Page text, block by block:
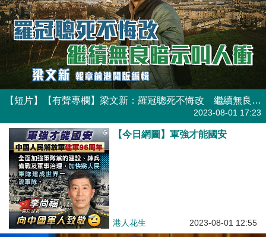
【短片】【有聲專欄】梁文新：羅冠聰死不悔改 繼續無良暗示叫人衝
2023-08-01 17:23
【今日網圖】軍強才能國安
港人花生 2023-08-01 12:55